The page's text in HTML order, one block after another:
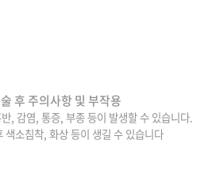
후 주의사항 및 부작용
, 감염, 통증, 부종 등이 발생할 수 있습니다.
색소침착, 화상 등이 생길 수 있습니다